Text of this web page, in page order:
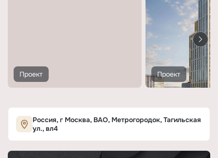
Проект Проект
Россия, г Москва, ВАО, Метрогородок, Тагильская
ул., вл4